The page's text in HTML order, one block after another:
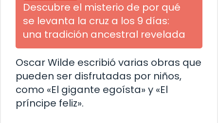
Descubre el misterio de por qué
se levanta la cruz a los 9 días:
una tradición ancestral revelada
Oscar Wilde escribió varias obras que
pueden ser disfrutadas por niños,
como «El gigante egoísta» y «El
príncipe feliz».